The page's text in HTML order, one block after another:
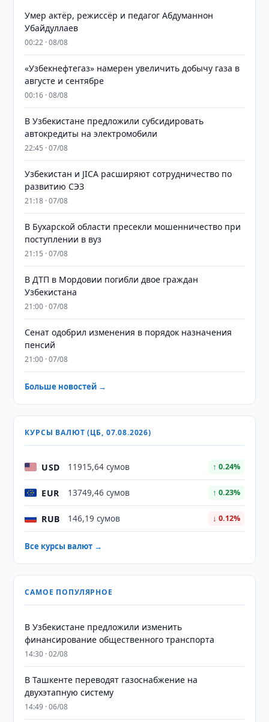
Умер актёр, режиссёр и педагог Абдуманнон
Убайдуллаев
00:22 · 08/08
«Узбекнефтегаз» намерен увеличить добычу газа в
августе и сентябре
00:16 · 08/08
В Узбекистане предложили субсидировать
автокредиты на электромобили
22:45 · 07/08
Узбекистан и JICA расширяют сотрудничество по
развитию СЭЗ
21:18 · 07/08
В Бухарской области пресекли мошенничество при
поступлении в вуз
21:15 · 07/08
В ДТП в Мордовии погибли двое граждан
Узбекистана
21:00 · 07/08
Сенат одобрил изменения в порядок назначения
пенсий
21:00 · 07/08
Больше новостей →
КУРСЫ ВАЛЮТ (ЦБ, 07.08.2026)
USD 11915,64 сумов ↑ 0.24%
EUR 13749,46 сумов ↑ 0.23%
RUB 146,19 сумов ↓ 0.12%
Все курсы валют →
САМОЕ ПОПУЛЯРНОЕ
В Узбекистане предложили изменить
финансирование общественного транспорта
14:30 · 02/08
В Ташкенте переводят газоснабжение на
двухэтапную систему
14:49 · 06/08